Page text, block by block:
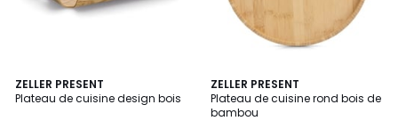
ZELLER PRESENT
Plateau de cuisine design bois
ZELLER PRESENT
Plateau de cuisine rond bois de
bambou